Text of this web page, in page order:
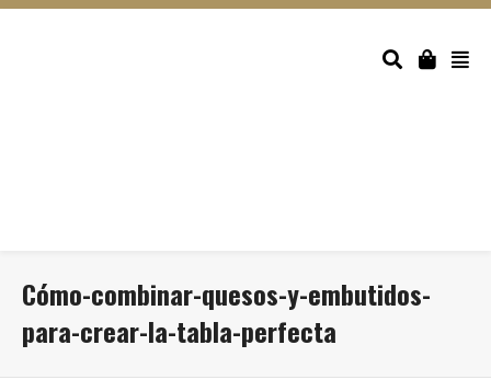
Cómo-combinar-quesos-y-embutidos-
para-crear-la-tabla-perfecta